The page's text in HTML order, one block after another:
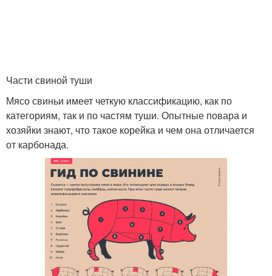
Части свиной туши
Мясо свиньи имеет четкую классификацию, как по
категориям, так и по частям туши. Опытные повара и
хозяйки знают, что такое корейка и чем она отличается
от карбонада.